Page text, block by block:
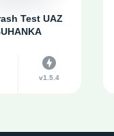
Test UAZ
v1.5.4